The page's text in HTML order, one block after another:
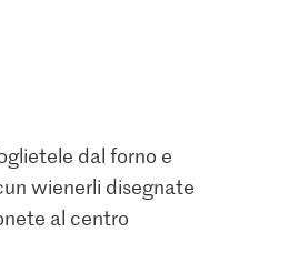
dal forno e
wienerli disegnate
al centro